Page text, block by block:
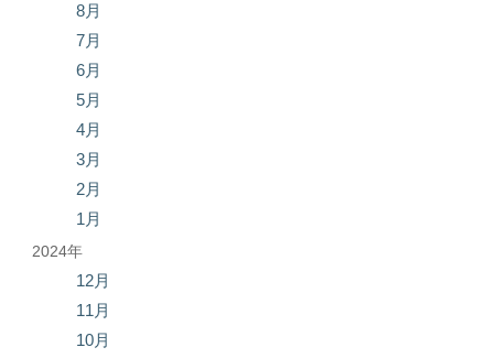
8月
7月
6月
5月
4月
3月
2月
1月
2024年
12月
11月
10月